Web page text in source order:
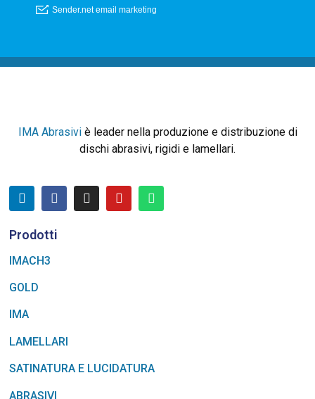
IMA Abrasiviè leader nella produzione e distribuzione di
dischi abrasivi, rigidi e lamellari.
Prodotti
IMACH3
GOLD
IMA
LAMELLARI
SATINATURA E LUCIDATURA
ABRASIVI